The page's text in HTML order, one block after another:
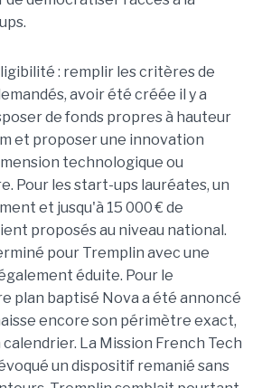
: remplir les critères de
avoir été créée il y a
de fonds propres à hauteur
et proposer une innovation
technologique ou
Pour les start-ups lauréates, un
et jusqu'à 15 000 € de
proposés au niveau national.
pour Tremplin avec une
éduite. Pour le
plan baptisé Nova a été annoncé
encore son périmètre exact,
La Mission French Tech
un dispositif remanié sans